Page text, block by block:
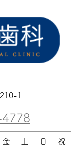
1
金 土 日 祝